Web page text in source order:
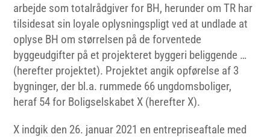
arbejde som totalrådgiver for BH, herunder om TR har
tilsidesat sin loyale oplysningspligt ved at undlade at
oplyse BH om størrelsen på de forventede
byggeudgifter på et projekteret byggeri beliggende …
(herefter projektet). Projektet angik opførelse af 3
bygninger, der bl.a. rummede 66 ungdomsboliger,
heraf 54 for Boligselskabet X (herefter X).
X indgik den 26. januar 2021 en entrepriseaftale med